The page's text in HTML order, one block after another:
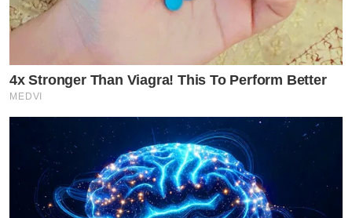
4x Stronger Than Viagra! This To Perform Better
MEDVI